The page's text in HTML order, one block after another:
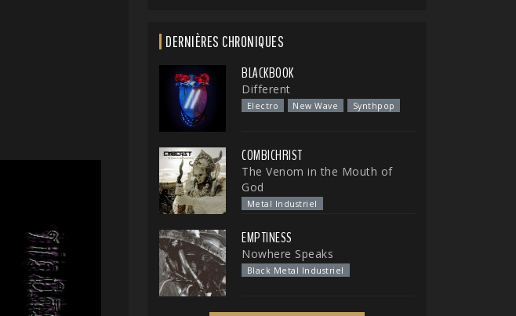
DERNIÈRES CHRONIQUES
BLACKBOOK
Different
Electro New Wave Synthpop
COMBICHRIST
The Venom in the Mouth of
God
Metal Industriel
EMPTINESS
Nowhere Speaks
Black Metal Industriel